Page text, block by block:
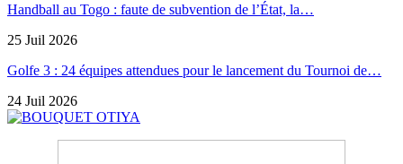
Handball au Togo : faute de subvention de l’État, la…
25 Juil 2026
Golfe 3 : 24 équipes attendues pour le lancement du Tournoi de…
24 Juil 2026